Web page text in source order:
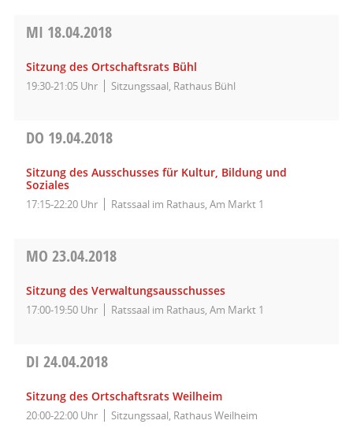
MI 18.04.2018
Sitzung des Ortschaftsrats Bühl
19:30-21:05 Uhr Sitzungssaal, Rathaus Bühl
DO 19.04.2018
Sitzung des Ausschusses für Kultur, Bildung und
Soziales
17:15-22:20 Uhr Ratssaal im Rathaus, Am Markt 1
MO 23.04.2018
Sitzung des Verwaltungsausschusses
17:00-19:50 Uhr Ratssaal im Rathaus, Am Markt 1
DI 24.04.2018
Sitzung des Ortschaftsrats Weilheim
20:00-22:00 Uhr Sitzungssaal, Rathaus Weilheim